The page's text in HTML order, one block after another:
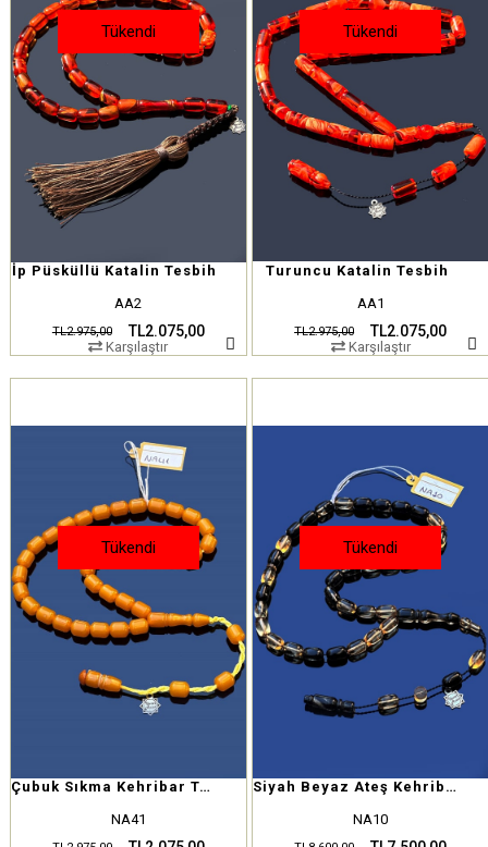
Tükendi
İp Püsküllü Katalin Tesbih
AA2
TL2.075,00
TL2.975,00
Karşılaştır
Tükendi
Turuncu Katalin Tesbih
AA1
TL2.075,00
TL2.975,00
Karşılaştır
Tükendi
Çubuk Sıkma Kehribar Tesbih
NA41
Tükendi
Siyah Beyaz Ateş Kehribar Tesbih
NA10